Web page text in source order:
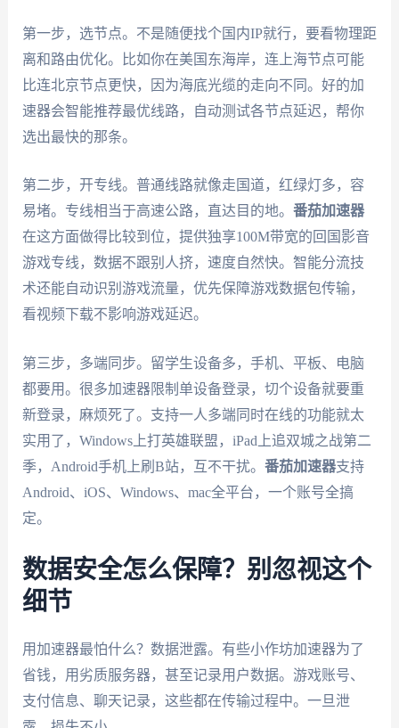
第一步，选节点。不是随便找个国内IP就行，要看物理距
离和路由优化。比如你在美国东海岸，连上海节点可能
比连北京节点更快，因为海底光缆的走向不同。好的加
速器会智能推荐最优线路，自动测试各节点延迟，帮你
选出最快的那条。
第二步，开专线。普通线路就像走国道，红绿灯多，容
易堵。专线相当于高速公路，直达目的地。 番茄加速器
在这方面做得比较到位，提供独享100M带宽的回国影音
游戏专线，数据不跟别人挤，速度自然快。智能分流技
术还能自动识别游戏流量，优先保障游戏数据包传输，
看视频下载不影响游戏延迟。
第三步，多端同步。留学生设备多，手机、平板、电脑
都要用。很多加速器限制单设备登录，切个设备就要重
新登录，麻烦死了。支持一人多端同时在线的功能就太
实用了，Windows上打英雄联盟，iPad上追双城之战第二
季，Android手机上刷B站，互不干扰。 番茄加速器支持
Android、iOS、Windows、mac全平台，一个账号全搞
定。
数据安全怎么保障？别忽视这个
细节
用加速器最怕什么？数据泄露。有些小作坊加速器为了
省钱，用劣质服务器，甚至记录用户数据。游戏账号、
支付信息、聊天记录，这些都在传输过程中。一旦泄